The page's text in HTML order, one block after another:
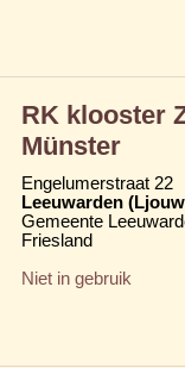
RK klooster
Münster
Engelumerstraat 22
Leeuwarden
Gemeente
Friesland
Niet in gebruik